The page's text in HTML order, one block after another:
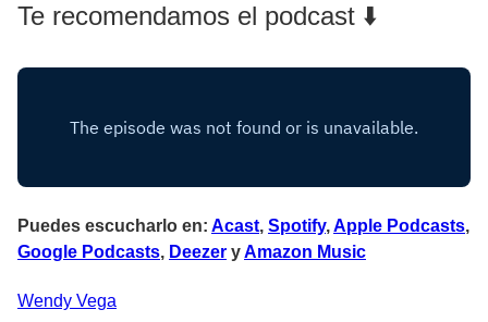
Te recomendamos el podcast ⬇️
Puedes escucharlo en: Acast, Spotify,Apple Podcasts,
Google Podcasts, Deezer yAmazon Music
Wendy Vega